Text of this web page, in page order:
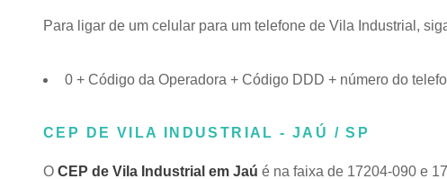
Para ligar de um celular para um telefone de Vila Industrial,
0 + Código da Operadora + Código DDD + número do
CEP DE VILA INDUSTRIAL - JAÚ / SP
O CEP de Vila Industrial em Jaú é na faixa de 17204-090 e